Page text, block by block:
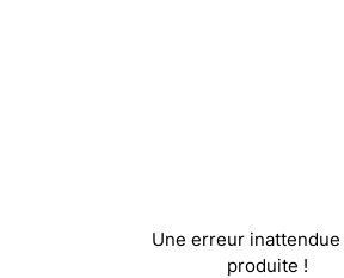
Une erreur
produite !